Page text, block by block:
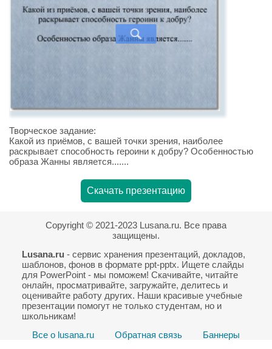
Творческое задание:
Какой из приёмов, с вашей точки зрения, наиболее
раскрывает способность героини к добру? Особенностью
образа Жанны является.......
Скачать презентацию
Copyright © 2021-2023 Lusana.ru. Все права
защищены.
Lusana.ru - сервис хранения презентаций, докладов,
шаблонов, фонов в формате ppt-pptx. Ищете слайды
для PowerPoint - мы поможем! Скачивайте, читайте
онлайн, просматривайте, загружайте, делитесь и
оценивайте работу других. Наши красивые учебные
презентации помогут не только студентам, но и
школьникам!
Все о lusana.ru
Обратная связь Баннеры